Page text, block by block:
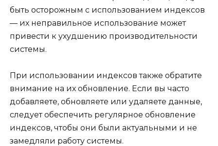
быть осторожным с использованием индексов
— их неправильное использование может
привести к ухудшению производительности
системы.
При использовании индексов также обратите
внимание на их обновление. Если вы часто
добавляете, обновляете или удаляете данные,
следует обеспечить регулярное обновление
индексов, чтобы они были актуальными и не
замедляли работу системы.